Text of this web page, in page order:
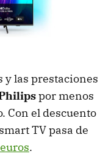
y las prestaciones
por menos
Con el descuento
TV pasa de
.